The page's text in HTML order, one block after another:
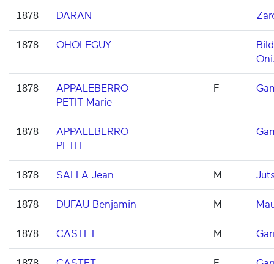
1878 DARAN
1878 OHOLEGUY
1878
APPALEBERRO
PETIT Marie
F
1878
APPALEBERRO
PETIT
1878 SALLA Jean M
1878 DUFAU Benjamin M
1878 CASTET M